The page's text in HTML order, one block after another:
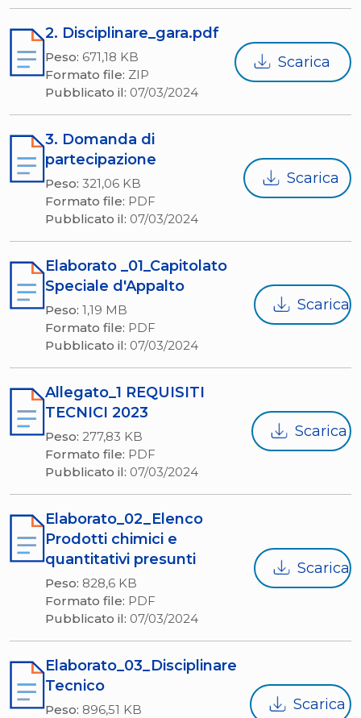
2. Disciplinare_gara.pdf
Peso: 671,18 KB
Formato file: ZIP
Pubblicato il: 07/03/2024
Scarica
3. Domanda di
partecipazione
Peso: 321,06 KB
Formato file: PDF
Pubblicato il: 07/03/2024
Scarica
Elaborato _01_Capitolato
Speciale d'Appalto
Peso: 1,19 MB
Formato file: PDF
Pubblicato il: 07/03/2024
Scarica
Allegato_1 REQUISITI
TECNICI 2023
Peso: 277,83 KB
Formato file: PDF
Pubblicato il: 07/03/2024
Scarica
Elaborato_02_Elenco
Prodotti chimici e
quantitativi presunti
Peso: 828,6 KB
Formato file: PDF
Pubblicato il: 07/03/2024
Scarica
Elaborato_03_Disciplinare
Tecnico
Peso: 896,51 KB
Scarica